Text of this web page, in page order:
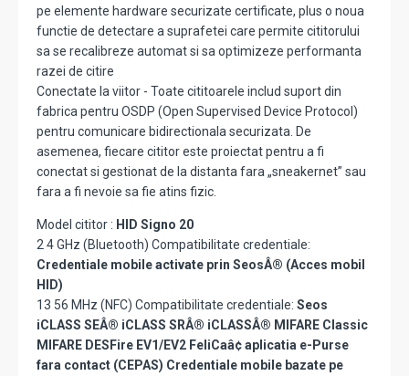
pe elemente hardware securizate certificate, plus o noua
functie de detectare a suprafetei care permite cititorului
sa se recalibreze automat si sa optimizeze performanta
razei de citire
Conectate la viitor - Toate cititoarele includ suport din
fabrica pentru OSDP (Open Supervised Device Protocol)
pentru comunicare bidirectionala securizata. De
asemenea, fiecare cititor este proiectat pentru a fi
conectat si gestionat de la distanta fara „sneakernet” sau
fara a fi nevoie sa fie atins fizic.
Model cititor : HID Signo 20
2 4 GHz (Bluetooth) Compatibilitate credentiale:
Credentiale mobile activate prin SeosÂ® (Acces mobil
HID)
13 56 MHz (NFC) Compatibilitate credentiale: Seos
iCLASS SEÂ® iCLASS SRÂ® iCLASSÂ® MIFARE Classic
MIFARE DESFire EV1/EV2 FeliCaâ¢ aplicatia e-Purse
fara contact (CEPAS) Credentiale mobile bazate pe